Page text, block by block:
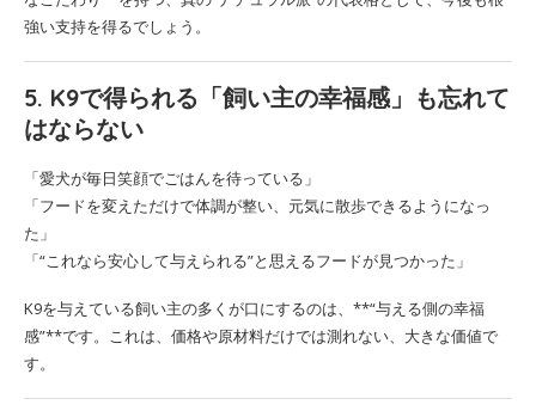
強い支持を得るでしょう。
5. K9で得られる「飼い主の幸福感」も忘れて
はならない
「愛犬が毎日笑顔でごはんを待っている」
「フードを変えただけで体調が整い、元気に散歩できるようになっ
た」
「“これなら安心して与えられる”と思えるフードが見つかった」
K9を与えている飼い主の多くが口にするのは、**“与える側の幸福
感”**です。これは、価格や原材料だけでは測れない、大きな価値で
す。